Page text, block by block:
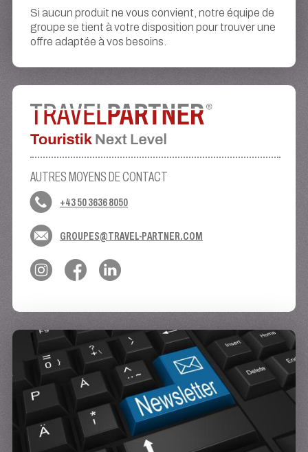
Si aucun produit ne vous convient, notre équipe de
groupe se tient à votre disposition pour trouver une
offre adaptée à vos besoins.
AUTRES MOYENS DE CONTACT
+43 50 3636 8050
GROUPES@TRAVEL-PARTNER.COM